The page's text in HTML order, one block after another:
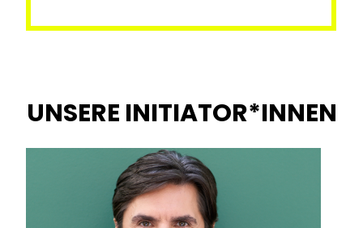
UNSERE INITIATOR*INNEN